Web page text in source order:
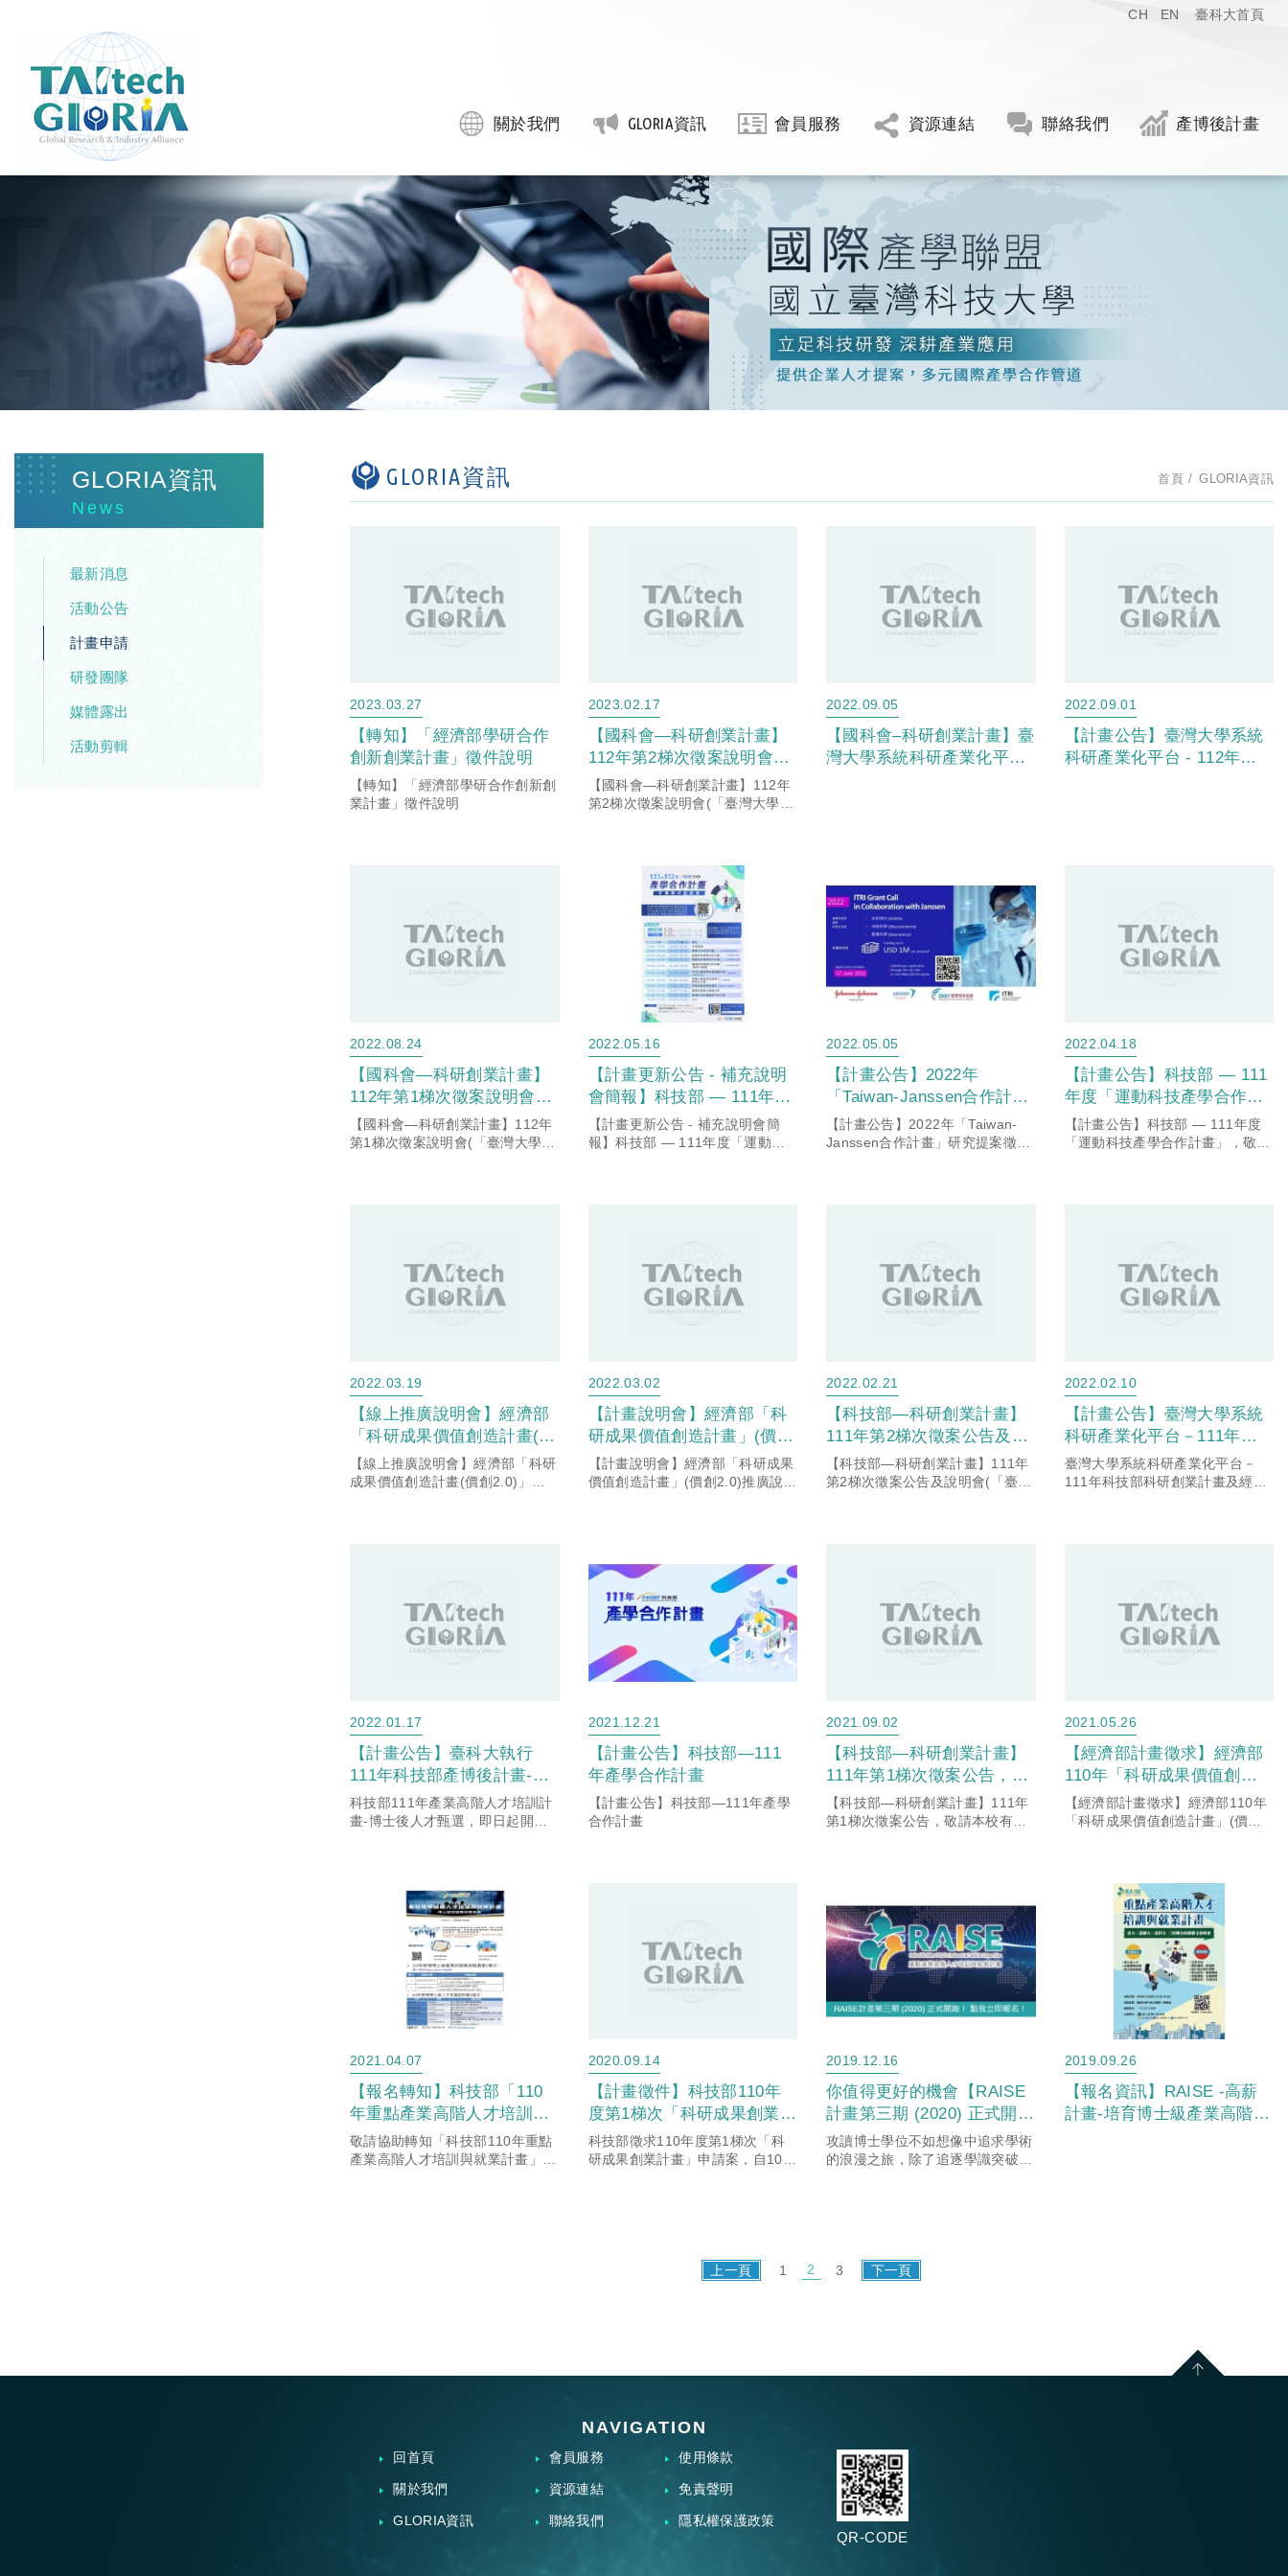
CH EN 臺科大首頁
關於我們 GLORIA資訊 會員服務 資源連結 聯絡我們 產博後計畫
GLORIA資訊
News
最新消息
活動公告
計畫申請
研發團隊
媒體露出
活動剪輯
GLORIA資訊 首頁 GLORIA資訊
2023.03.27
【轉知】「經濟部學研合作
創新創業計畫」徵件說明
【轉知】「經濟部學研合作創新創
業計畫」徵件說明
2023.02.17
【國科會—科研創業計畫】
112年第2梯次徵案說明會
(「臺灣大學系統科研產業化
平台」- 臺大主辦)
【國科會—科研創業計畫】112年
第2梯次徵案說明會(「臺灣大學系
2022.09.05
【國科會–科研創業計畫】臺
灣大學系統科研產業化平台
2022.09.01
【計畫公告】臺灣大學系統
科研產業化平台 - 112年國
2022.08.24
【國科會—科研創業計畫】
112年第1梯次徵案說明會
(「臺灣大學系統科研產業化
平台」-臺大主辦)
【國科會—科研創業計畫】112年
第1梯次徵案說明會(「臺灣大學系
2022.05.16
【計畫更新公告 - 補充說明
會簡報】科技部 — 111年度
「運動科技產學合作計
畫」，敬請本校有意願申請
【計畫更新公告 - 補充說明會簡
報】科技部 — 111年度「運動科
2022.05.05
【計畫公告】2022年
「Taiwan-Janssen合作計
畫」研究提案徵求公告及說
明會。
【計畫公告】2022年「Taiwan-
Janssen合作計畫」研究提案徵求
2022.04.18
【計畫公告】科技部 — 111
年度「運動科技產學合作計
畫」，敬請本校有意願申請
師長詳閱計畫公告資訊。
【計畫公告】科技部 — 111年度
「運動科技產學合作計畫」，敬請
2022.03.19
【線上推廣說明會】經濟部
「科研成果價值創造計畫(價
創2.0)」3/25線上推廣說明
會，敬請本校有意願申請師
【線上推廣說明會】經濟部「科研
成果價值創造計畫(價創2.0)」
2022.03.02
【計畫說明會】經濟部「科
研成果價值創造計畫」(價創
2.0)推廣說明會，敬請本校
有意願申請師長把握機會參
【計畫說明會】經濟部「科研成果
價值創造計畫」(價創2.0)推廣說明
2022.02.21
【科技部—科研創業計畫】
111年第2梯次徵案公告及說
明會 (「臺灣大學系統科研
產業化平台」臺科大窗口)
【科技部—科研創業計畫】111年
第2梯次徵案公告及說明會(「臺灣
2022.02.10
【計畫公告】臺灣大學系統
科研產業化平台－111年科
技部科研創業計畫及經濟部
價創計畫2.0說明會
臺灣大學系統科研產業化平台－
111年科技部科研創業計畫及經濟
2022.01.17
【計畫公告】臺科大執行
111年科技部產博後計畫-開
放博士申請！名額有限，敬
請把握。
科技部111年產業高階人才培訓計
畫-博士後人才甄選，即日起開放
2021.12.21
【計畫公告】科技部—111
年產學合作計畫
【計畫公告】科技部—111年產學
合作計畫
2021.09.02
【科技部—科研創業計畫】
111年第1梯次徵案公告，敬
請本校有意提案師長於110
年9月15日(三)下午6:00前繳
口)
【科技部—科研創業計畫】111年
第1梯次徵案公告，敬請本校有意
2021.05.26
【經濟部計畫徵求】經濟部
110年「科研成果價值創造
計畫」(價創2.0)，敬請本校
有意願申請師長詳閱計畫公
【經濟部計畫徵求】經濟部110年
「科研成果價值創造計畫」(價創
廣說明會，如有意...
2021.04.07
【報名轉知】科技部「110
年重點產業高階人才培訓與
就業計畫」校園說明會暨博
士級產業訓儲菁英甄選會活
敬請協助轉知「科技部110年重點
產業高階人才培訓與就業計畫」校
2020.09.14
【計畫徵件】科技部110年
度第1梯次「科研成果創業計
畫」，有意申請之師長請於9
月21日(一)中午12時前向國
科技部徵求110年度第1梯次「科
研成果創業計畫」申請案，自109
2019.12.16
你值得更好的機會【RAISE
計畫第三期 (2020) 正式開
跑！】
攻讀博士學位不如想像中追求學術
的浪漫之旅，除了追逐學識突破
2019.09.26
【報名資訊】RAISE -高薪
計畫-培育博士級產業高階人
上一頁 1 2 3 下一頁
NAVIGATION
回首頁
關於我們
GLORIA資訊
會員服務
資源連結
聯絡我們
使用條款
免責聲明
隱私權保護政策
QR-CODE